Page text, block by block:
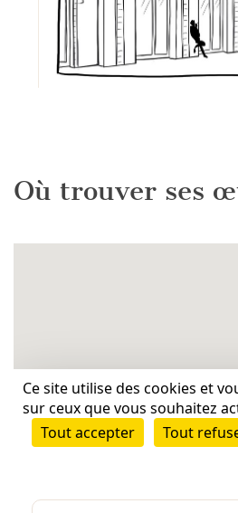
Où trouver ses